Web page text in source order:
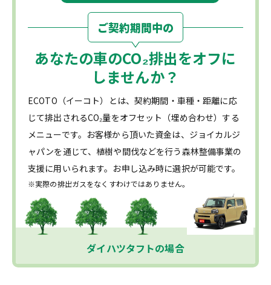
ご契約期間中の
あなたの車のCO₂排出をオフに
しませんか？
ECOTO（イーコト）とは、契約期間・車種・距離に応
じて排出されるCO₂量をオフセット（埋め合わせ）する
メニューです。お客様から頂いた資金は、ジョイカルジ
ャパンを通じて、植樹や間伐などを行う森林整備事業の
支援に用いられます。お申し込み時に選択が可能です。
※実際の排出ガスをなくすわけではありません。
ダイハツタフトの場合